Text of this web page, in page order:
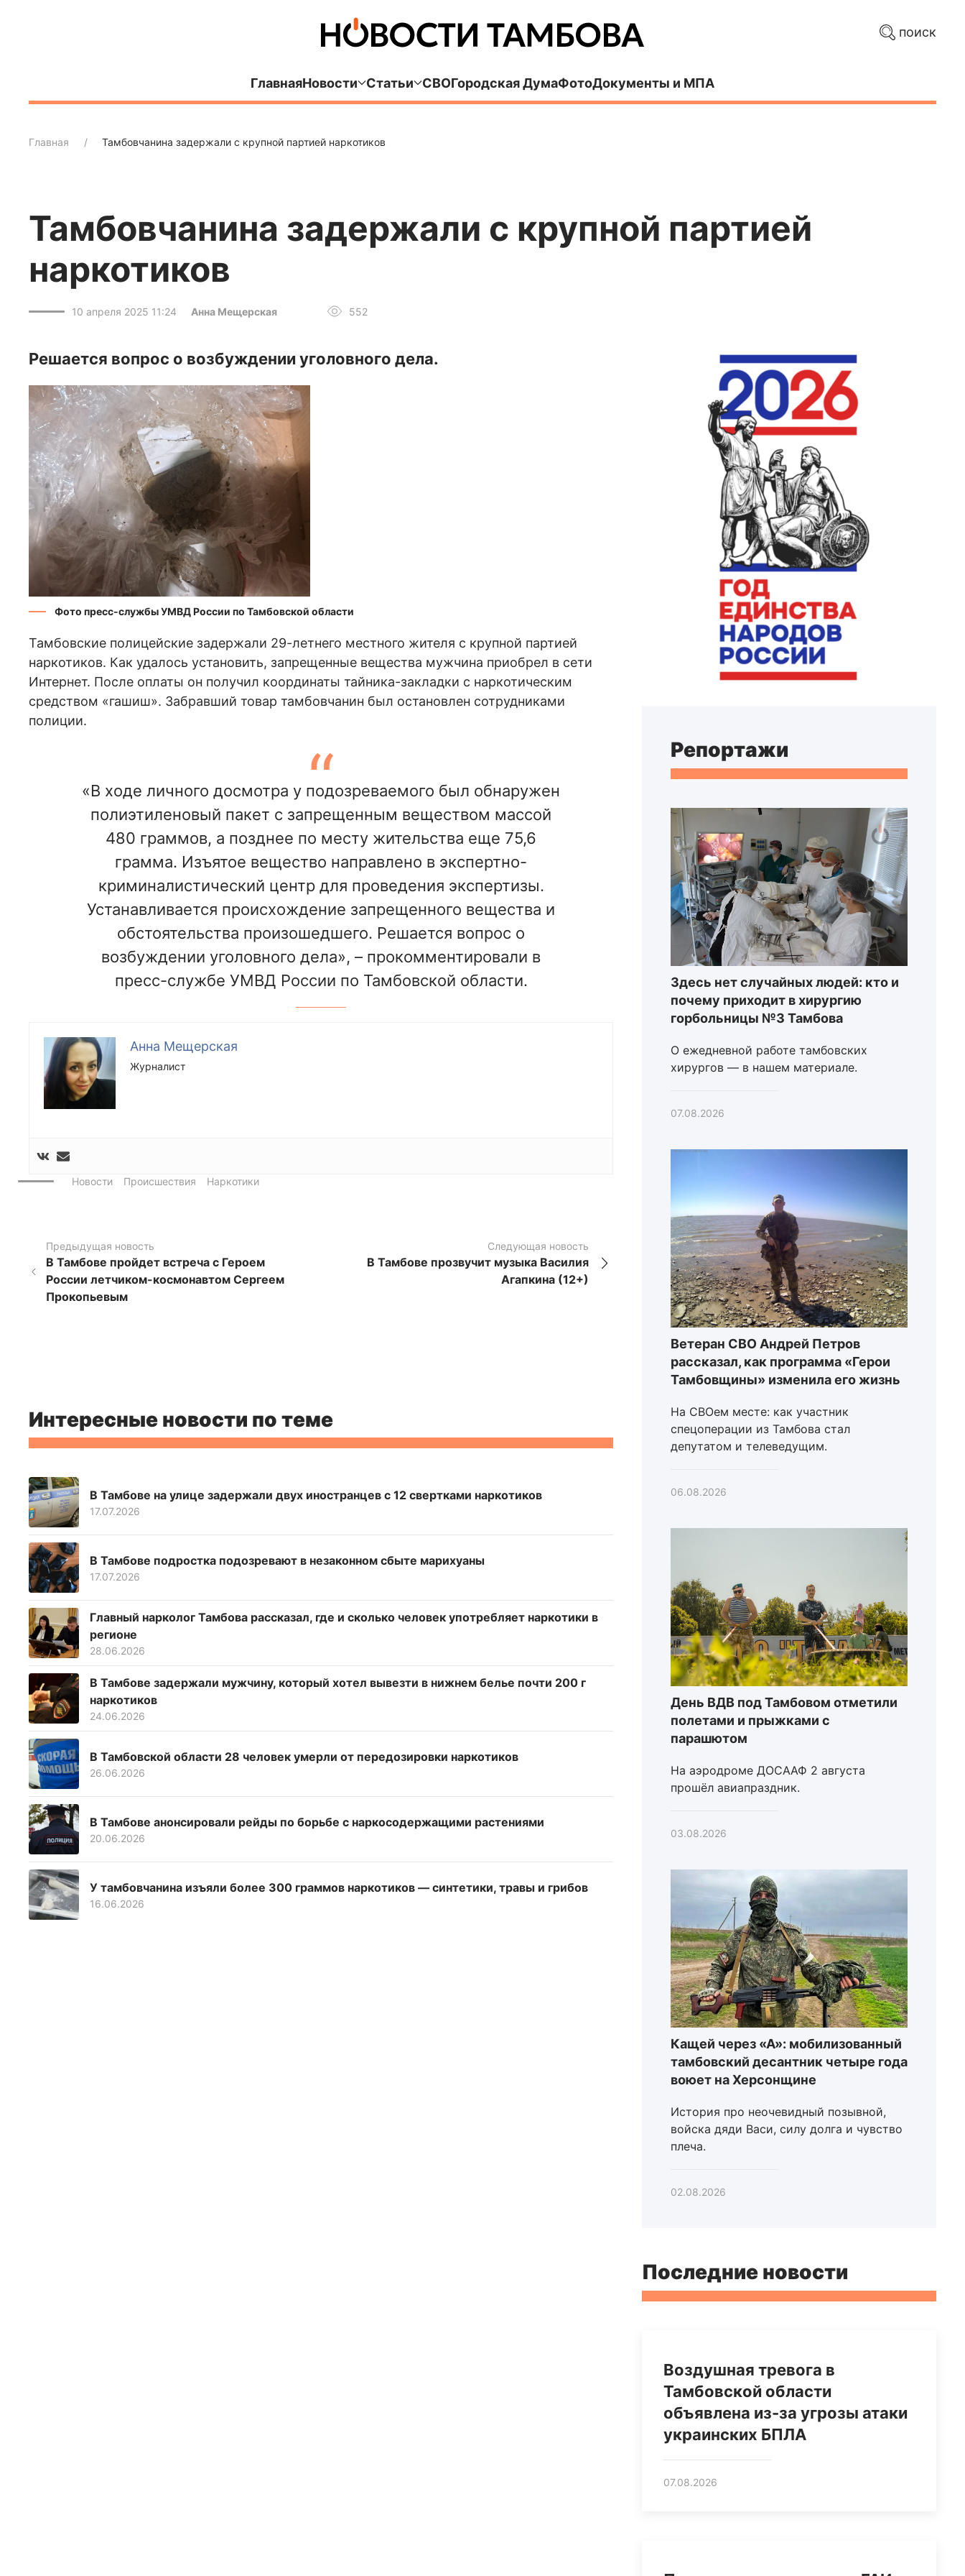
поиск
ГлавнаяНовости Статьи СВОГородская ДумаФотоДокументы и МПА
Главная Тамбовчанина задержали с крупной партией наркотиков
Тамбовчанина задержали с крупной партией
наркотиков
10 апреля 2025 11:24 Анна Мещерская 552
Решается вопрос о возбуждении уголовного дела.
Фото пресс-службы УМВД России по Тамбовской области
Тамбовские полицейские задержали 29-летнего местного жителя с крупной партией
наркотиков. Как удалось установить, запрещенные вещества мужчина приобрел в сети
Интернет. После оплаты он получил координаты тайника-закладки с наркотическим
средством «гашиш». Забравший товар тамбовчанин был остановлен сотрудниками
полиции.
«В ходе личного досмотра у подозреваемого был обнаружен
полиэтиленовый пакет с запрещенным веществом массой
480 граммов, а позднее по месту жительства еще 75,6
грамма. Изъятое вещество направлено в экспертно-
криминалистический центр для проведения экспертизы.
Устанавливается происхождение запрещенного вещества и
обстоятельства произошедшего. Решается вопрос о
возбуждении уголовного дела», – прокомментировали в
пресс-службе УМВД России по Тамбовской области.
Анна Мещерская
Журналист
Новости Происшествия Наркотики
Предыдущая новость
В Тамбове пройдет встреча с Героем
России летчиком-космонавтом Сергеем
Прокопьевым
Следующая новость
В Тамбове прозвучит музыка Василия
Агапкина (12+)
Интересные новости по теме
В Тамбове на улице задержали двух иностранцев с 12 свертками наркотиков
17.07.2026
В Тамбове подростка подозревают в незаконном сбыте марихуаны
17.07.2026
Главный нарколог Тамбова рассказал, где и сколько человек употребляет наркотики в
регионе
28.06.2026
В Тамбове задержали мужчину, который хотел вывезти в нижнем белье почти 200 г
наркотиков
24.06.2026
В Тамбовской области 28 человек умерли от передозировки наркотиков
26.06.2026
В Тамбове анонсировали рейды по борьбе с наркосодержащими растениями
20.06.2026
У тамбовчанина изъяли более 300 граммов наркотиков — синтетики, травы и грибов
16.06.2026
Репортажи
Здесь нет случайных людей: кто и
почему приходит в хирургию
горбольницы №3 Тамбова
О ежедневной работе тамбовских
хирургов — в нашем материале.
07.08.2026
Ветеран СВО Андрей Петров
рассказал, как программа «Герои
Тамбовщины» изменила его жизнь
На СВОем месте: как участник
спецоперации из Тамбова стал
депутатом и телеведущим.
06.08.2026
День ВДВ под Тамбовом отметили
полетами и прыжками с
парашютом
На аэродроме ДОСААФ 2 августа
прошёл авиапраздник.
03.08.2026
Кащей через «А»: мобилизованный
тамбовский десантник четыре года
воюет на Херсонщине
История про неочевидный позывной,
войска дяди Васи, силу долга и чувство
плеча.
02.08.2026
Последние новости
Воздушная тревога в
Тамбовской области
объявлена из-за угрозы атаки
украинских БПЛА
07.08.2026